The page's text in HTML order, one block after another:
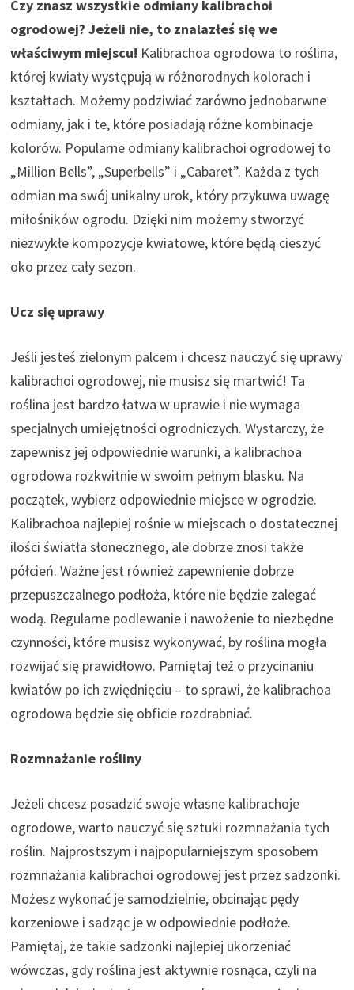
Czy znasz wszystkie odmiany kalibrachoi
ogrodowej? Jeżeli nie, to znalazłeś się we
właściwym miejscu! Kalibrachoa ogrodowa to roślina,
której kwiaty występują w różnorodnych kolorach i
kształtach. Możemy podziwiać zarówno jednobarwne
odmiany, jak i te, które posiadają różne kombinacje
kolorów. Popularne odmiany kalibrachoi ogrodowej to
„Million Bells”, „Superbells” i „Cabaret”. Każda z tych
odmian ma swój unikalny urok, który przykuwa uwagę
miłośników ogrodu. Dzięki nim możemy stworzyć
niezwykłe kompozycje kwiatowe, które będą cieszyć
oko przez cały sezon.
Ucz się uprawy
Jeśli jesteś zielonym palcem i chcesz nauczyć się uprawy
kalibrachoi ogrodowej, nie musisz się martwić! Ta
roślina jest bardzo łatwa w uprawie i nie wymaga
specjalnych umiejętności ogrodniczych. Wystarczy, że
zapewnisz jej odpowiednie warunki, a kalibrachoa
ogrodowa rozkwitnie w swoim pełnym blasku. Na
początek, wybierz odpowiednie miejsce w ogrodzie.
Kalibrachoa najlepiej rośnie w miejscach o dostatecznej
ilości światła słonecznego, ale dobrze znosi także
półcień. Ważne jest również zapewnienie dobrze
przepuszczalnego podłoża, które nie będzie zalegać
wodą. Regularne podlewanie i nawożenie to niezbędne
czynności, które musisz wykonywać, by roślina mogła
rozwijać się prawidłowo. Pamiętaj też o przycinaniu
kwiatów po ich zwiędnięciu – to sprawi, że kalibrachoa
ogrodowa będzie się obficie rozdrabniać.
Rozmnażanie rośliny
Jeżeli chcesz posadzić swoje własne kalibrachoje
ogrodowe, warto nauczyć się sztuki rozmnażania tych
roślin. Najprostszym i najpopularniejszym sposobem
rozmnażania kalibrachoi ogrodowej jest przez sadzonki.
Możesz wykonać je samodzielnie, obcinając pędy
korzeniowe i sadząc je w odpowiednie podłoże.
Pamiętaj, że takie sadzonki najlepiej ukorzeniać
wówczas, gdy roślina jest aktywnie rosnąca, czyli na